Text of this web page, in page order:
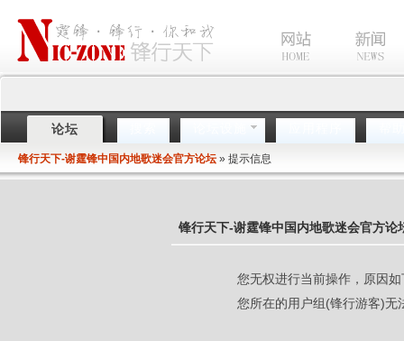
论坛
锋行天下-谢霆锋中国内地歌迷会官方论坛» 提示信息
锋行天下-谢霆锋中国内地歌迷会官方论
您无权进行当前操作，原因如
您所在的用户组(锋行游客)无